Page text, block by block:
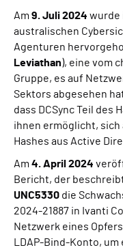
Am 9. Juli 2024 wurde
australischen
Agenturen
Leviathan), eine vom
Gruppe, es auf
Sektors abgesehen
dass DCSync Teil des
ihnen ermöglicht, sich
Hashes aus Active
Am 4. April 2024
Bericht, der
UNC5330 die
2024-21887 in Ivanti
Netzwerk eines
LDAP-Bind-Konto,